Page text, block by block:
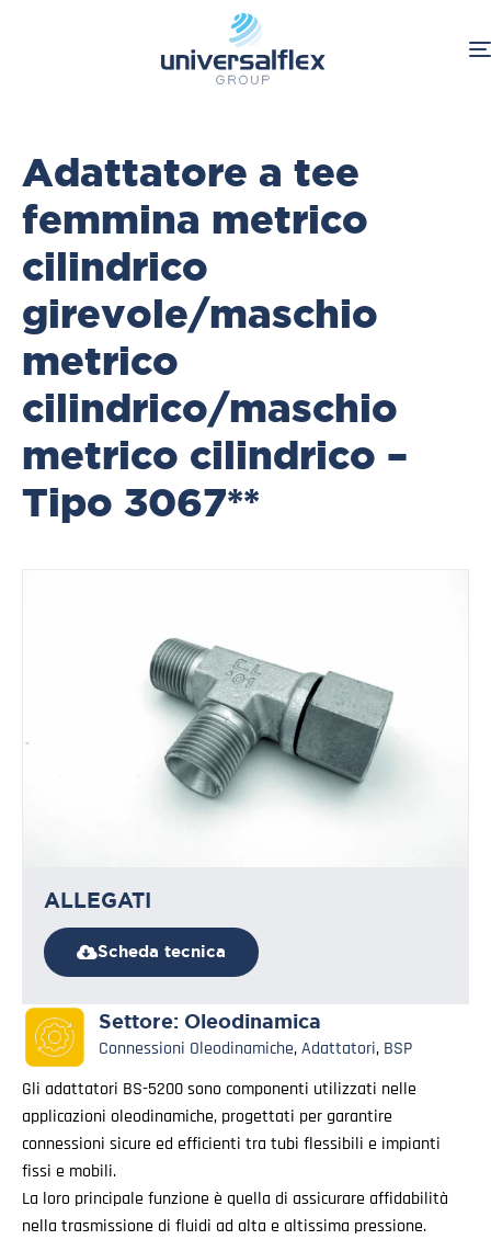
Adattatore a tee
femmina metrico
cilindrico
girevole/maschio
metrico
cilindrico/maschio
metrico cilindrico –
Tipo 3067**
ALLEGATI
Scheda tecnica
Settore: Oleodinamica
Connessioni Oleodinamiche,Adattatori, BSP
Gli adattatori BS-5200 sono componenti utilizzati nelle
applicazioni oleodinamiche, progettati per garantire
connessioni sicure ed efficienti tra tubi flessibili e impianti
fissi e mobili.
La loro principale funzione è quella di assicurare affidabilità
nella trasmissione di fluidi ad alta e altissima pressione.